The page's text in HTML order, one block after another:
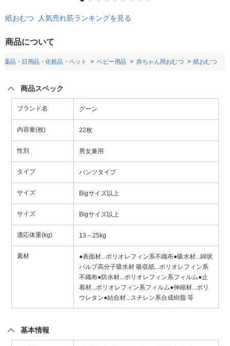
紙おむつ 人気売れ筋ランキングを見る
商品について
薬品・日用品・化粧品・ペット ベビー用品 赤ちゃん用おむつ 紙おむつ
商品スペック
ブランド名 グーン
内容量(枚) 22枚
性別 男女兼用
タイプ パンツタイプ
サイズ Bigサイズ以上
サイズ Bigサイズ以上
適応体重(kg) 13～25kg
素材
●表面材...ポリオレフィン系不織布●吸水材...綿状
パルプ高分子吸水材 吸収紙...ポリオレフィン系
不織布●防水材...ポリオレフィン系フィルム●止
着材...ポリオレフィン系フィルム●伸縮材...ポリ
ウレタン●結合材...スチレン系合成樹脂 等
基本情報